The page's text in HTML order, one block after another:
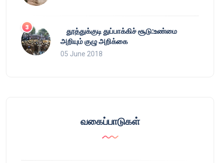
தூத்துக்குடி துப்பாக்கிச் சூடு:உண்மை
அறியும் குழு அறிக்கை
05 June 2018
வகைப்பாடுகள்